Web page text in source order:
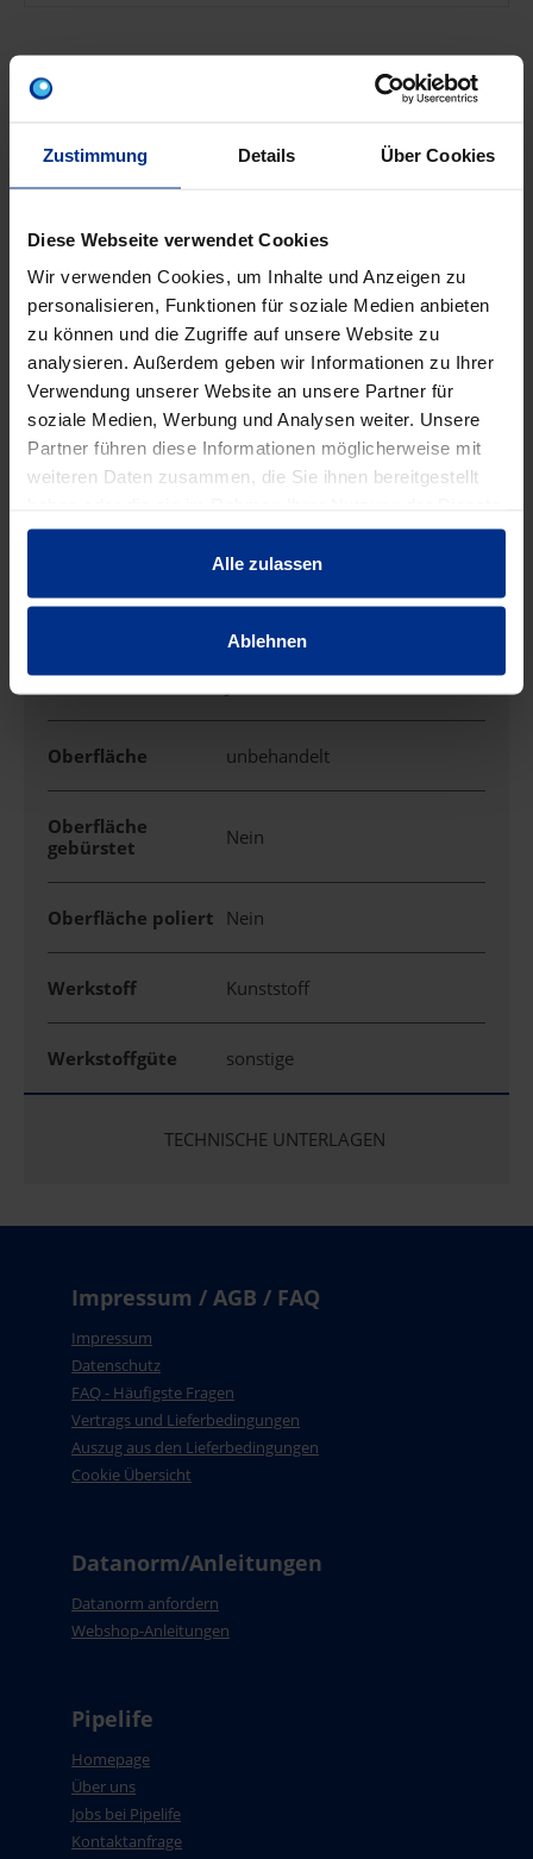
Zustimmung Details Über Cookies
Diese Webseite verwendet Cookies
Wir verwenden Cookies, um Inhalte und Anzeigen zu
personalisieren, Funktionen für soziale Medien anbieten
zu können und die Zugriffe auf unsere Website zu
analysieren. Außerdem geben wir Informationen zu Ihrer
Verwendung unserer Website an unsere Partner für
soziale Medien, Werbung und Analysen weiter. Unsere
Partner führen diese Informationen möglicherweise mit
weiteren Daten zusammen, die Sie ihnen bereitgestellt
gesammelt haben.
Alle zulassen
Ablehnen
6.477,20 €
EIGENSCHAFTEN
Ausführung Steck
Durchmesser 50 mm
Oberflächenbesch unbeschichtet
Oberfläche unbehandelt
Oberfläche
gebürstet
Nein
Oberfläche poliert Nein
Werkstoff Kunststoff
Werkstoffgüte sonstige
TECHNISCHE UNTERLAGEN
Impressum / AGB / FAQ
Impressum
Datenschutz
FAQ - Häufigste Fragen
Vertrags und Lieferbedingungen
Auszug aus den Lieferbedingungen
Cookie Übersicht
Datanorm/Anleitungen
Datanorm anfordern
Webshop-Anleitungen
Pipelife
Homepage
Über uns
Jobs bei Pipelife
Kontaktanfrage